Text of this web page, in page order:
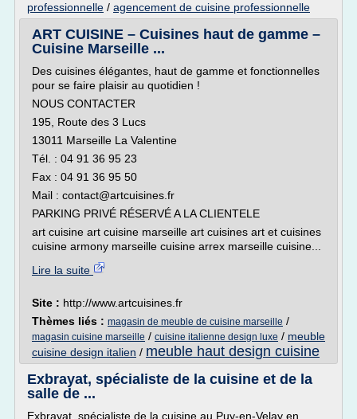
professionnelle / agencement de cuisine professionnelle
ART CUISINE – Cuisines haut de gamme –
Cuisine Marseille ...
Des cuisines élégantes, haut de gamme et fonctionnelles
pour se faire plaisir au quotidien !
NOUS CONTACTER
195, Route des 3 Lucs
13011 Marseille La Valentine
Tél. : 04 91 36 95 23
Fax : 04 91 36 95 50
Mail : contact@artcuisines.fr
PARKING PRIVÉ RÉSERVÉ A LA CLIENTELE
art cuisine art cuisine marseille art cuisines art et cuisines
cuisine armony marseille cuisine arrex marseille cuisine...
Lire la suite
Site : http://www.artcuisines.fr
Thèmes liés : magasin de meuble de cuisine marseille /
magasin cuisine marseille / cuisine italienne design luxe / meuble
cuisine design italien / meuble haut design cuisine
Exbrayat, spécialiste de la cuisine et de la
salle de ...
Exbrayat, spécialiste de la cuisine au Puy-en-Velay en